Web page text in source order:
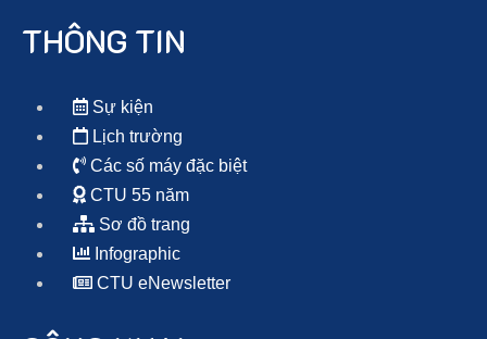
THÔNG TIN
Sự kiện
Lịch trường
Các số máy đặc biệt
CTU 55 năm
Sơ đồ trang
Infographic
CTU eNewsletter